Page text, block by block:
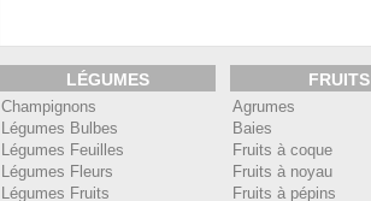
LÉGUMES
Champignons
Légumes Bulbes
Légumes Feuilles
Légumes Fleurs
Légumes Fruits
FRUITS
Agrumes
Baies
Fruits à coque
Fruits à noyau
Fruits à pépins